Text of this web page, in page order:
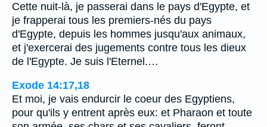
Cette nuit-là, je passerai dans le pays d'Egypte, et
je frapperai tous les premiers-nés du pays
d'Egypte, depuis les hommes jusqu'aux animaux,
et j'exercerai des jugements contre tous les dieux
de l'Egypte. Je suis l'Eternel.…
Exode 14:17,18
Et moi, je vais endurcir le coeur des Egyptiens,
pour qu'ils y entrent après eux: et Pharaon et toute